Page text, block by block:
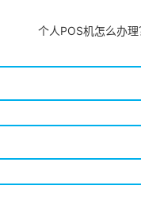
个人POS机怎么办理